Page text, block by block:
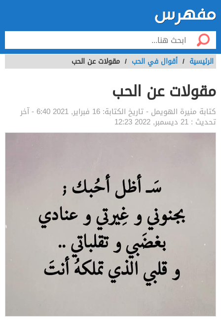
الرئيسية / أقوال في الحب / مقولات عن الحب
مقولات عن الحب
كتابة منيرة الهويمل - تاريخ الكتابة: 16 فبراير, 2021 6:40 - آخر
تحديث : 21 ديسمبر, 2022 12:23